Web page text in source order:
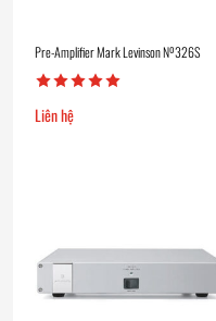
Pre-Amplifier Mark Levinson Nº326S
Liên hệ